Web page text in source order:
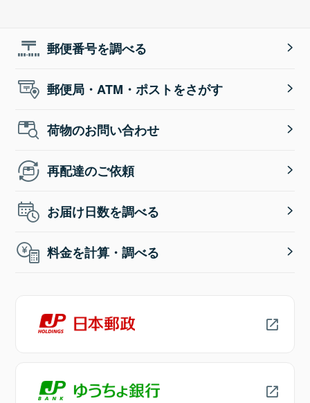
郵便番号を調べる
郵便局・ATM・ポストをさがす
荷物のお問い合わせ
再配達のご依頼
お届け日数を調べる
料金を計算・調べる